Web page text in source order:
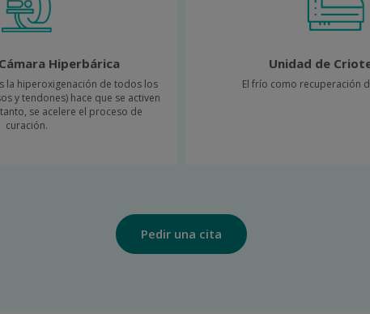
Pedir una cita
Hiperbárica
la hiperoxigenación de todos los
y tendones) hace que se activen
se acelere el proceso de
curación.
Unidad de
El frío como recuperación